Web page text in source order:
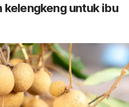
kelengkeng untuk ibu